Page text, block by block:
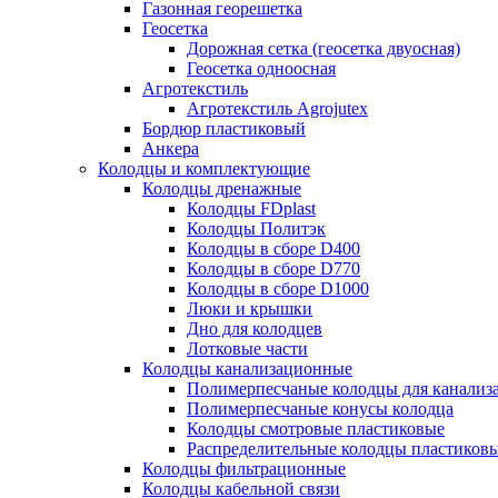
Газонная георешетка
Геосетка
Дорожная сетка (геосетка двуосная)
Геосетка одноосная
Агротекстиль
Агротекстиль Agrojutex
Бордюр пластиковый
Анкера
Колодцы и комплектующие
Колодцы дренажные
Колодцы FDplast
Колодцы Политэк
Колодцы в сборе D400
Колодцы в сборе D770
Колодцы в сборе D1000
Люки и крышки
Дно для колодцев
Лотковые части
Колодцы канализационные
Полимерпесчаные колодцы для
Полимерпесчаные конусы колодца
Колодцы смотровые пластиковые
Распределительные колодцы
Колодцы фильтрационные
Колодцы кабельной связи